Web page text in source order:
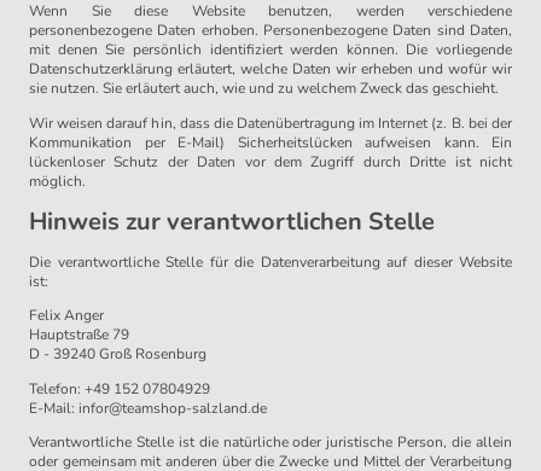
Wenn Sie diese Website benutzen, werden verschiedene
personenbezogene Daten erhoben. Personenbezogene Daten sind Daten,
mit denen Sie persönlich identifiziert werden können. Die vorliegende
Datenschutzerklärung erläutert, welche Daten wir erheben und wofür wir
sie nutzen. Sie erläutert auch, wie und zu welchem Zweck das geschieht.
Wir weisen darauf hin, dass die Datenübertragung im Internet (z. B. bei der
Kommunikation per E-Mail) Sicherheitslücken aufweisen kann. Ein
lückenloser Schutz der Daten vor dem Zugriff durch Dritte ist nicht
möglich.
Hinweis zur verantwortlichen Stelle
Die verantwortliche Stelle für die Datenverarbeitung auf dieser Website
ist:
Felix Anger
Hauptstraße 79
D - 39240 Groß Rosenburg
Telefon: +49 152 07804929
E-Mail: infor@teamshop-salzland.de
Verantwortliche Stelle ist die natürliche oder juristische Person, die allein
oder gemeinsam mit anderen über die Zwecke und Mittel der Verarbeitung